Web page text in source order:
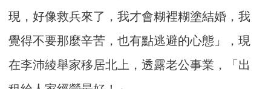
現，好像救兵來了，我才會糊裡糊塗結婚，我
覺得不要那麼辛苦，也有點逃避的心態」，現
在李沛綾舉家移居北上，透露老公事業，「出